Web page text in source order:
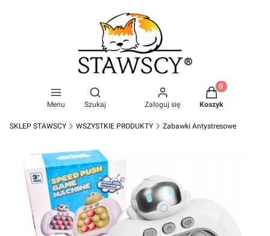
Menu
Otwórz wyszukiwarkę
Szukaj Zaloguj się
Produkty w
Koszyk
SKLEP STAWSCY WSZYSTKIE PRODUKTY Zabawki Antystresowe